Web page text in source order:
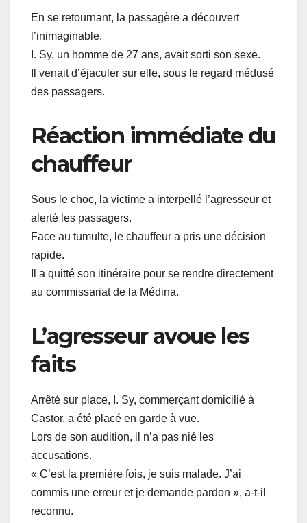
En se retournant, la passagère a découvert
l’inimaginable.
I. Sy, un homme de 27 ans, avait sorti son sexe.
Il venait d’éjaculer sur elle, sous le regard médusé
des passagers.
Réaction immédiate du
chauffeur
Sous le choc, la victime a interpellé l’agresseur et
alerté les passagers.
Face au tumulte, le chauffeur a pris une décision
rapide.
Il a quitté son itinéraire pour se rendre directement
au commissariat de la Médina.
L’agresseur avoue les
faits
Arrêté sur place, I. Sy, commerçant domicilié à
Castor, a été placé en garde à vue.
Lors de son audition, il n’a pas nié les
accusations.
« C’est la première fois, je suis malade. J’ai
commis une erreur et je demande pardon », a-t-il
reconnu.